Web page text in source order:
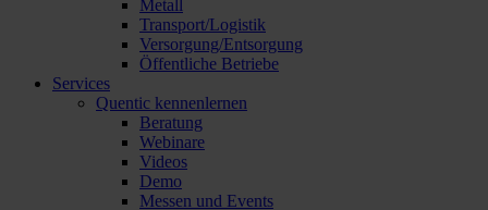
Metall
Transport/Logistik
Versorgung/Entsorgung
Öffentliche Betriebe
Services
Quentic kennenlernen
Beratung
Webinare
Videos
Demo
Messen und Events